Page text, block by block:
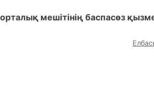
мешітінің баспасөз